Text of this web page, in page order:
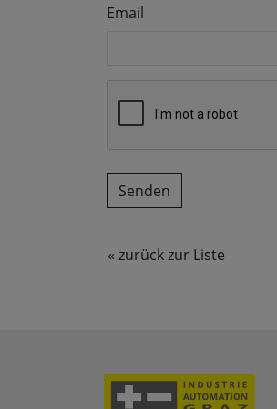
Email
« zurück zur Liste